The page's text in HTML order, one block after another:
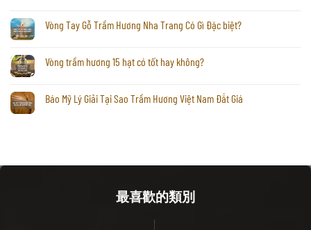
Vòng Tay Gỗ Trầm Hương Nha Trang Có Gì Đặc biệt?
Vòng trầm hương 15 hạt có tốt hay không?
Báo Mỹ Lý Giải Tại Sao Trầm Hương Việt Nam Đắt Giá
最喜歡的類別